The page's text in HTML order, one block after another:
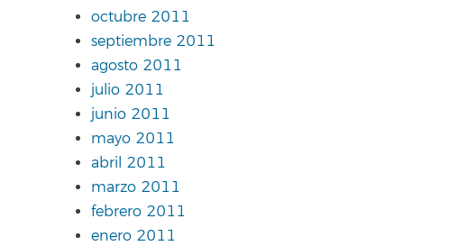
octubre 2011
septiembre 2011
agosto 2011
julio 2011
junio 2011
mayo 2011
abril 2011
marzo 2011
febrero 2011
enero 2011